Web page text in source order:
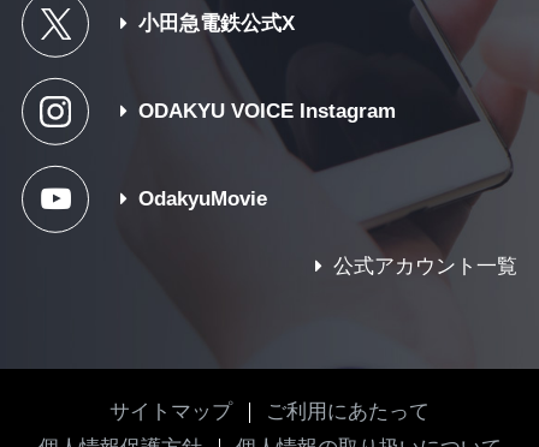
小田急電鉄公式X
ODAKYU VOICE Instagram
OdakyuMovie
公式アカウント一覧
サイトマップ
ご利用にあたって